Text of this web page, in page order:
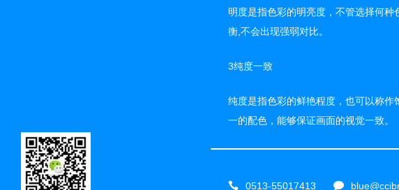
明度是指色彩的明亮度，不管选择何
衡,不会出现强弱对比。
3纯度一致
纯度是指色彩的鲜艳程度，也可以称
一的配色，能够保证画面的视觉一致。
0513-55017413